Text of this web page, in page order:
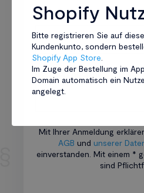
Passwort
Passwort nochmals eingeben
Mit Ihrer Anmeldung
AGB und unserer
einverstanden. Mit einem *
sind
Shopify
Bitte registrieren Sie auf
Kundenkunto, sondern
Shopify App Store
Im Zuge der Bestellung im
Domain automatisch ein
angelegt.